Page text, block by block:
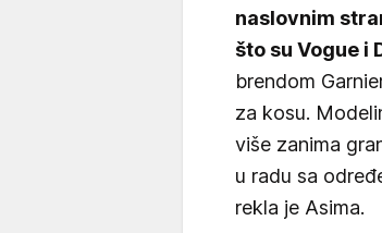
naslovnim
što su Vogue i
brendom
za kosu.
više zanima
u radu sa
rekla je Asima.